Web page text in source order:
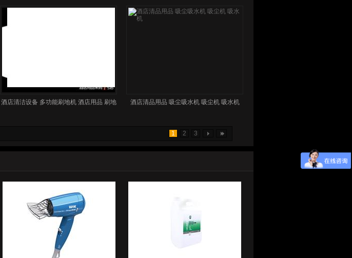
清洁用品 车
酒店清洁设备 多功能刷地机 酒店用品 刷地 酒店清品用品 吸尘吸水机 吸尘机 吸水机
1 2 3